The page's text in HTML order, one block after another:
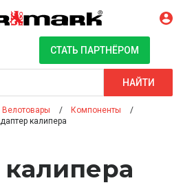
СТАТЬ ПАРТНЁРОМ
НАЙТИ
Велотовары
Компоненты
калипера